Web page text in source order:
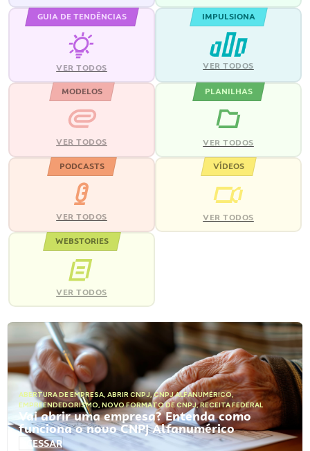
GUIA DE TENDÊNCIAS
VER TODOS
IMPULSIONA
VER TODOS
MODELOS
VER TODOS
PLANILHAS
VER TODOS
PODCASTS
VER TODOS
VÍDEOS
VER TODOS
WEBSTORIES
VER TODOS
ABERTURA DE EMPRESA, ABRIR CNPJ,CNPJ ALFANUMÉRICO,
EMPREENDEDORISMO, NOVO FORMATO DE CNPJ,RECEITA FEDERAL
Vai abrir uma empresa? Entenda como
funciona o novo CNPJ Alfanumérico
ACESSAR